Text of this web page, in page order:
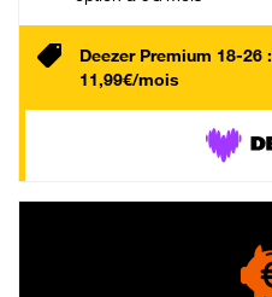
Deezer Premium 18-
11,99€/mois